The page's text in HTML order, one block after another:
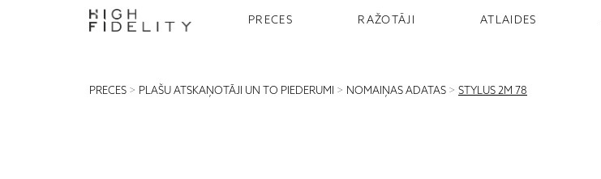
PRECES RAŽOTĀJI ATLAIDES
PRECES > PLAŠU ATSKAŅOTĀJI UN TO PIEDERUMI > NOMAIŅAS ADATAS > STYLUS 2M 78